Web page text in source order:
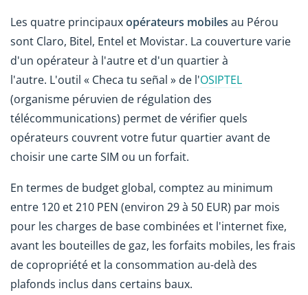
Les quatre principauxopérateurs mobiles au Pérou
sont Claro, Bitel, Entel et Movistar. La couverture varie
d'un opérateur à l'autre et d'un quartier à
l'autre. L'outil « Checa tu señal » de l'OSIPTEL
(organisme péruvien de régulation des
télécommunications) permet de vérifier quels
opérateurs couvrent votre futur quartier avant de
choisir une carte SIM ou un forfait.
En termes de budget global, comptez au minimum
entre 120 et 210 PEN (environ 29 à 50 EUR) par mois
pour les charges de base combinées et l'internet fixe,
avant les bouteilles de gaz, les forfaits mobiles, les frais
de copropriété et la consommation au-delà des
plafonds inclus dans certains baux.